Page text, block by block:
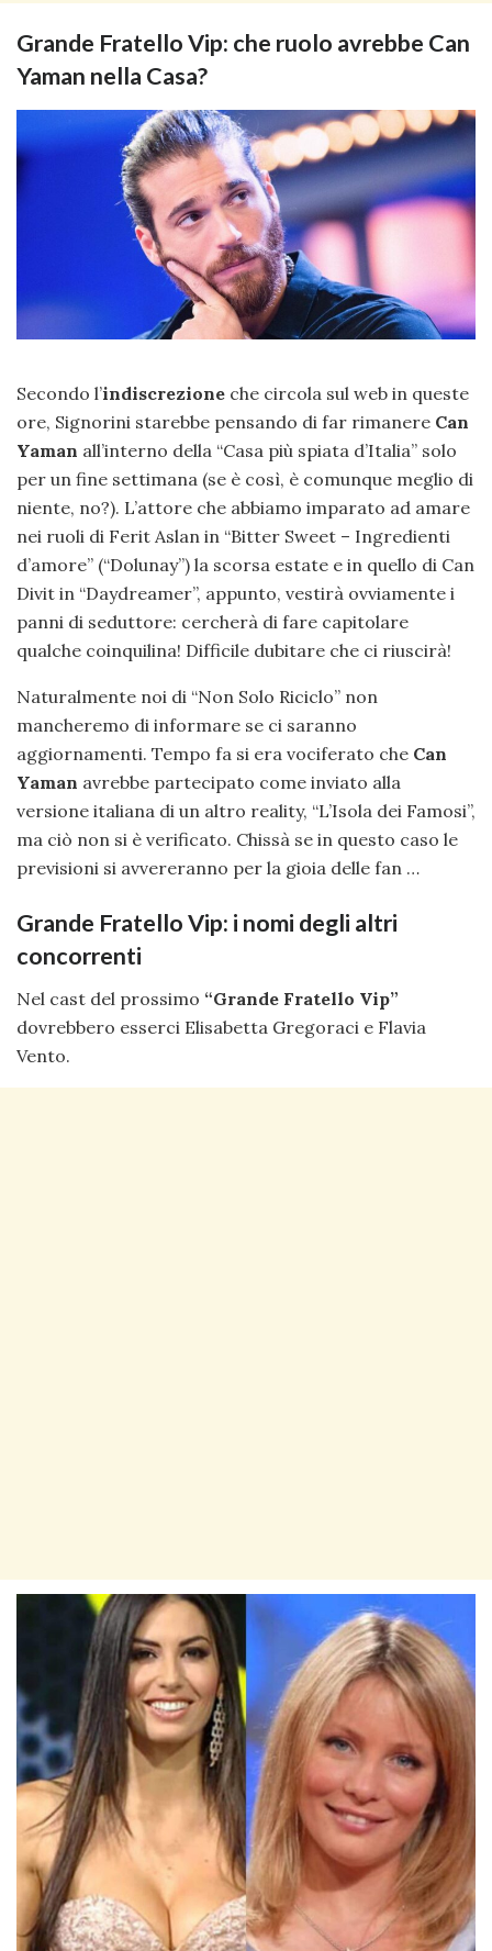
Grande Fratello Vip: che ruolo avrebbe Can
Yaman nella Casa?
Secondo l’indiscrezione che circola sul web in queste
ore, Signorini starebbe pensando di far rimanere Can
Yaman all’interno della “Casa più spiata d’Italia” solo
per un fine settimana (se è così, è comunque meglio di
niente, no?). L’attore che abbiamo imparato ad amare
nei ruoli di Ferit Aslan in “Bitter Sweet – Ingredienti
d’amore” (“Dolunay”) la scorsa estate e in quello di Can
Divit in “Daydreamer”, appunto, vestirà ovviamente i
panni di seduttore: cercherà di fare capitolare
qualche coinquilina! Difficile dubitare che ci riuscirà!
Naturalmente noi di “Non Solo Riciclo” non
mancheremo di informare se ci saranno
aggiornamenti. Tempo fa si era vociferato che Can
Yaman avrebbe partecipato come inviato alla
versione italiana di un altro reality, “L’Isola dei Famosi”,
ma ciò non si è verificato. Chissà se in questo caso le
previsioni si avvereranno per la gioia delle fan …
Grande Fratello Vip: i nomi degli altri
concorrenti
Nel cast del prossimo “Grande Fratello Vip”
dovrebbero esserci Elisabetta Gregoraci e Flavia
Vento.